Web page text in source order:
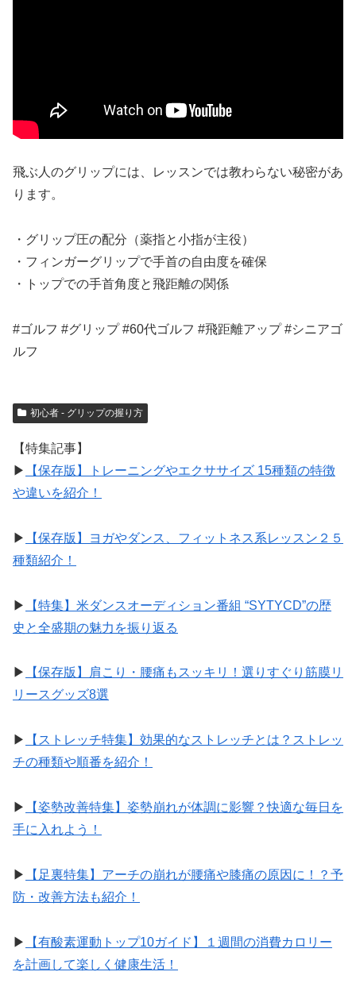
飛ぶ人のグリップには、レッスンでは教わらない秘密があ
ります。
・グリップ圧の配分（薬指と小指が主役）
・フィンガーグリップで手首の自由度を確保
・トップでの手首角度と飛距離の関係
#ゴルフ #グリップ #60代ゴルフ #飛距離アップ #シニアゴ
ルフ
初心者 - グリップの握り方
【特集記事】
▶︎
【保存版】トレーニングやエクササイズ 15種類の特徴
や違いを紹介！
▶︎
【保存版】ヨガやダンス、フィットネス系レッスン２５
種類紹介！
▶︎
【特集】米ダンスオーディション番組 “SYTYCD”の歴
史と全盛期の魅力を振り返る
▶︎
【保存版】肩こり・腰痛もスッキリ！選りすぐり筋膜リ
リースグッズ8選
▶︎
【ストレッチ特集】効果的なストレッチとは？ストレッ
チの種類や順番を紹介！
▶︎
【姿勢改善特集】姿勢崩れが体調に影響？快適な毎日を
手に入れよう！
▶︎
【足裏特集】アーチの崩れが腰痛や膝痛の原因に！？予
防・改善方法も紹介！
▶︎
【有酸素運動トップ10ガイド】１週間の消費カロリー
を計画して楽しく健康生活！